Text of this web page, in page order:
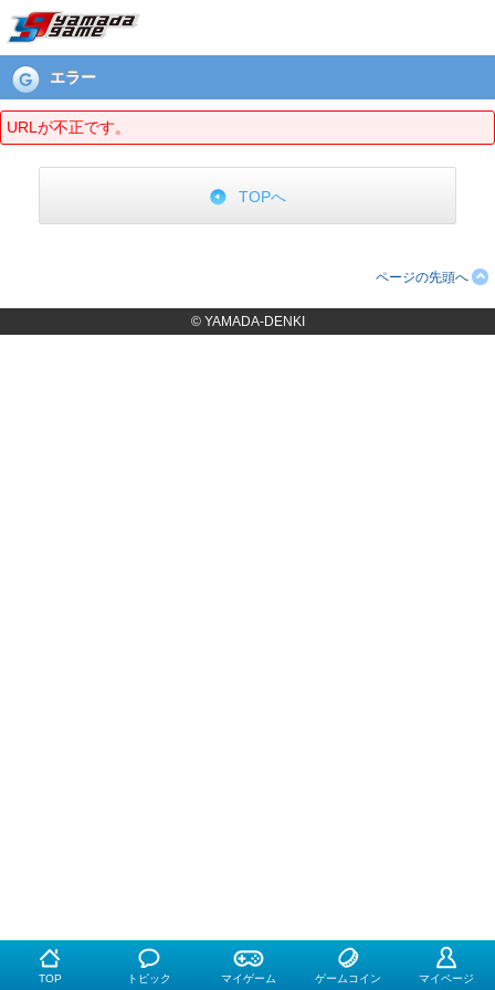
エラーページ
エラー
URLが不正です。
TOPへ
ページの先頭へ
© YAMADA-DENKI
TOP トピック マイゲーム ゲームコイン マイページ